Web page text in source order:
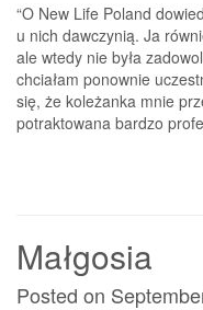
“O New Life Poland
u nich dawczynią. Ja
ale wtedy nie była
chciałam ponownie
się, że koleżanka mnie
potraktowana bardzo
Małgosia
Posted on